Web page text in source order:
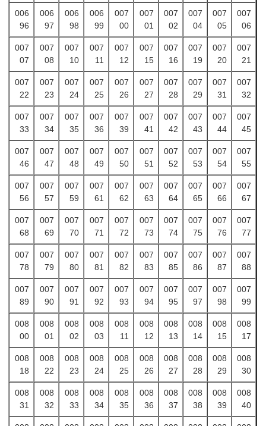
006
96
006
97
006
98
006
99
007
00
007
01
007
02
007
04
007
05
007
06
007
07
007
08
007
10
007
11
007
12
007
15
007
16
007
19
007
20
007
21
007
22
007
23
007
24
007
25
007
26
007
27
007
28
007
29
007
31
007
32
007
33
007
34
007
35
007
36
007
39
007
41
007
42
007
43
007
44
007
45
007
46
007
47
007
48
007
49
007
50
007
51
007
52
007
53
007
54
007
55
007
56
007
57
007
59
007
61
007
62
007
63
007
64
007
65
007
66
007
67
007
68
007
69
007
70
007
71
007
72
007
73
007
74
007
75
007
76
007
77
007
78
007
79
007
80
007
81
007
82
007
83
007
85
007
86
007
87
007
88
007
89
007
90
007
91
007
92
007
93
007
94
007
95
007
97
007
98
007
99
008
00
008
01
008
02
008
03
008
11
008
12
008
13
008
14
008
15
008
17
008
18
008
22
008
23
008
24
008
25
008
26
008
27
008
28
008
29
008
30
008
31
008
32
008
33
008
34
008
35
008
36
008
37
008
38
008
39
008
40